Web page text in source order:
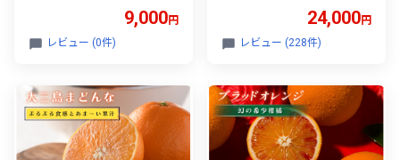
セミノール デザート 5kg
家庭用 三重県 御浜町】
9,000円
レビュー (0件)
マドンナ まどんな みかん
愛媛県 果物 フルーツ みか
24,000円
レビュー (228件)